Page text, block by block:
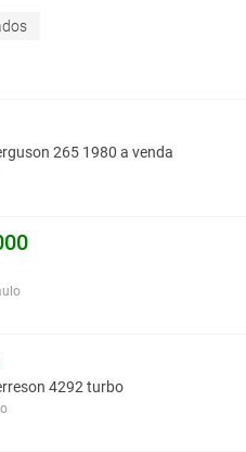
265 1980 a venda
4292 turbo